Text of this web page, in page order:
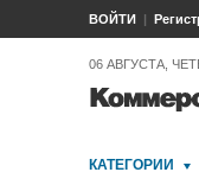
ВОЙТИ
06 АВГУСТА,
КАТЕГОРИИ